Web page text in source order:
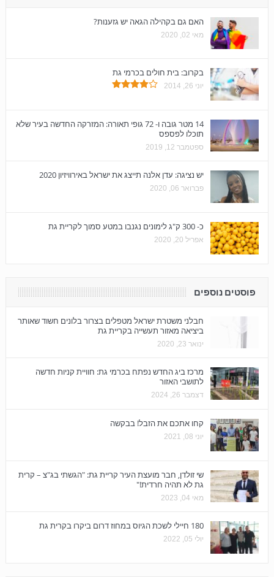
האם גם בקהילה הגאה יש גזענות?
מאי 02, 2020
בקרוב: בית חולים בכרמי גת
יוני 26, 2014
14 מטר גובה ו- 72 גופי תאורה: המזרקה החדשה בעיר שלא
תוכלו לפספס
ספטמבר 12, 2019
יש נציגה: עדן אלנה תייצג את ישראל באירוויזיון 2020
פברואר 06, 2020
כ- 300 ק"ג לימונים נגנבו במטע סמוך לקריית גת
אפריל 20, 2020
פוסטים נוספים
חבלני משטרת ישראל מטפלים בצרור בלונים חשוד שאותר
ביציאה מאזור תעשייה בקריית גת
ינואר 23, 2020
מרכז ביג החדש נפתח בכרמי גת: חוויית קניות חדשה
לתושבי האזור
דצמבר 26, 2024
קחו אתכם את הזבל! בבקשה
יוני 08, 2021
שי זולדן, חבר מועצת העיר קריית גת: "הגשתי בג"צ – קרית
גת לא תהיה חרדית!"
מאי 04, 2023
180 חיילי לשכת הגיוס במחוז דרום ביקרו בקרית גת
יולי 05, 2022